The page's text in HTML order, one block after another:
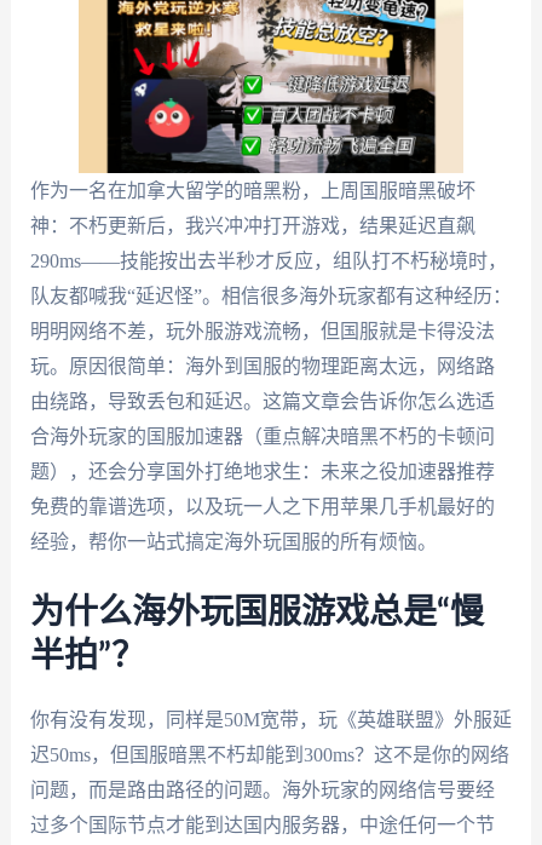
作为一名在加拿大留学的暗黑粉，上周国服暗黑破坏
神：不朽更新后，我兴冲冲打开游戏，结果延迟直飙
290ms——技能按出去半秒才反应，组队打不朽秘境时，
队友都喊我“延迟怪”。相信很多海外玩家都有这种经历：
明明网络不差，玩外服游戏流畅，但国服就是卡得没法
玩。原因很简单：海外到国服的物理距离太远，网络路
由绕路，导致丢包和延迟。这篇文章会告诉你怎么选适
合海外玩家的国服加速器（重点解决暗黑不朽的卡顿问
题），还会分享国外打绝地求生：未来之役加速器推荐
免费的靠谱选项，以及玩一人之下用苹果几手机最好的
经验，帮你一站式搞定海外玩国服的所有烦恼。
为什么海外玩国服游戏总是“慢
半拍”？
你有没有发现，同样是50M宽带，玩《英雄联盟》外服延
迟50ms，但国服暗黑不朽却能到300ms？这不是你的网络
问题，而是路由路径的问题。海外玩家的网络信号要经
过多个国际节点才能到达国内服务器，中途任何一个节